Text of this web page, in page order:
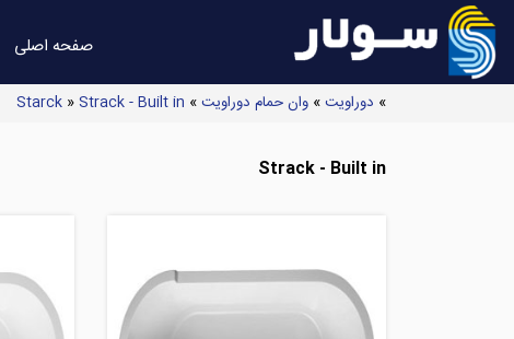
صفحه اصلی
» دوراویت» وان حمام دوراویت»
Starck »Strack - Built in
Strack - Built in